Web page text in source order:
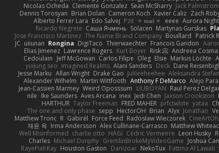
Nicolas Ocheda Clemente Gonzalez Sean McSharry Jack Palmstrom
Dennis Torosyan Brian Dolan Cameron Koch Xavier Caliz Zach
Alberto Ferrer Lara Edo Salvej Pzit ✧ 𝔪𝔞𝔯𝔦 ✧ eeee Aurora
Ricardo Negrete Саша Ячмень Solacen Martynas Gurskas
Jose Francisco Martinez The Name Brand Company Bouillard Patrick
JC uiiunan Rongina DigiTaco Thierwaechter Francois Gandon
Elias Jimenez Lawrence Rogers Kurt Boyer Risk 📀 Andreea Cosma
Cedoulain Jeff McGowan Carlos Filipe Oleg Elsie Markus Löchte
yuijung seo Imagined Realms Alani Sanders Deck Dane
Jesse Marku Allan Wright Drake Gao Julileeheehee Aleksandra
Alexander Wilhelm Martin Wittfooth Anthony F DeMarco Alejo
Jean-Cassien Marmey Weird Oposssum LIUBOYAN Raul Perez
nile Ike Saunders Aves Arcana inex Jedi Chen Jaxson Crookston
HARTHUR Taylor Freeman FRED MAHER prfctwhite yataa
The one and only phase sepp HectorOH Brian Alyx Jonathan
Matthew Tronc R Gabirél Force Feed Radosław Wieczorek
재윤 옥 Irma Andersson Alex Cullinane-Carrasco Matthew
Well Misinformed charlie otto HAGI Cédric Vermeirre Leon Husky
Charles Michael Dunphy GremlinBrokeMyVideoGame Joshua
RayePixlrKay Houston Gaston Danizoar NekoTux Fattma Al Lawati